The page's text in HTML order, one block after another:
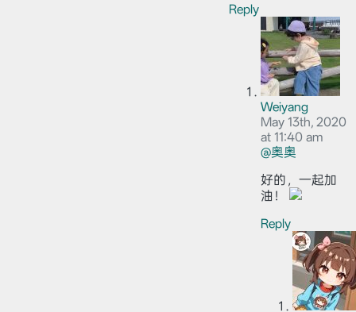
Reply
Weiyang
May 13th, 2020
at 11:40 am
@奥奥
好的，一起加
油！
Reply